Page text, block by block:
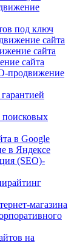
под ключ
сайта
сайта
сайта
продвижение
в Google
в Яндексе
(SEO)-
магазина
на